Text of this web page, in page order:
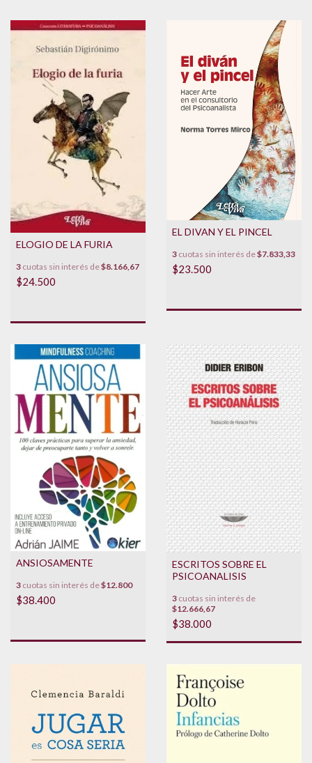
ELOGIO DE LA FURIA
3 cuotas sin interés de$8.166,67
$24.500
EL DIVAN Y EL PINCEL
3 cuotas sin interés de$7.833,33
$23.500
ANSIOSAMENTE
3 cuotas sin interés de$12.800
$38.400
ESCRITOS SOBRE EL
PSICOANALISIS
3 cuotas sin interés de
$12.666,67
$38.000